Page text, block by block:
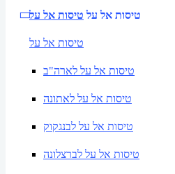
טיסות אל על טיסות אל על
טיסות אל על
טיסות אל על לארה"ב
טיסות אל על לאתונה
טיסות אל על לבנגקוק
טיסות אל על לברצלונה